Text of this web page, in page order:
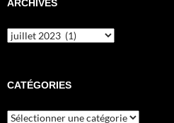
ARCHIVES
Archives
CATÉGORIES
Catégories